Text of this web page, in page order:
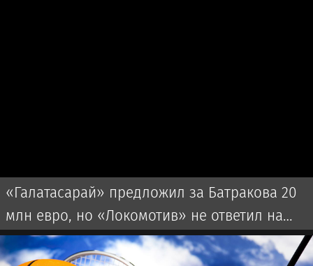
«Галатасарай» предложил за Батракова 20
млн евро, но «Локомотив» не ответил на
оффер